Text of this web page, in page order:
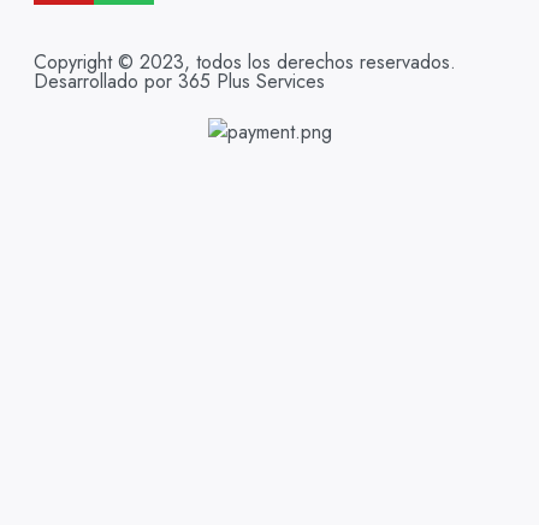
Copyright © 2023, todos los derechos reservados.
Desarrollado por 365 Plus Services